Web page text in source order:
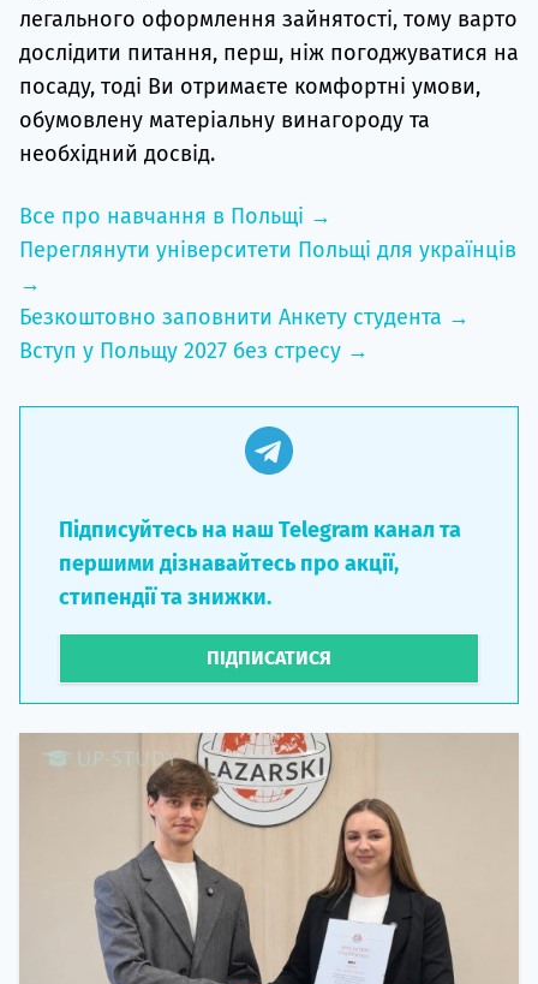
легального оформлення зайнятості, тому варто
дослідити питання, перш, ніж погоджуватися на
посаду, тоді Ви отримаєте комфортні умови,
обумовлену матеріальну винагороду та
необхідний досвід.
Все про навчання в Польщі →
Переглянути університети Польщі для українців
→
Безкоштовно заповнити Анкету студента →
Вступ у Польщу 2027 без стресу →
Підписуйтесь на наш Telegram канал та
першими дізнавайтесь про акції,
стипендії та знижки.
ПІДПИСАТИСЯ